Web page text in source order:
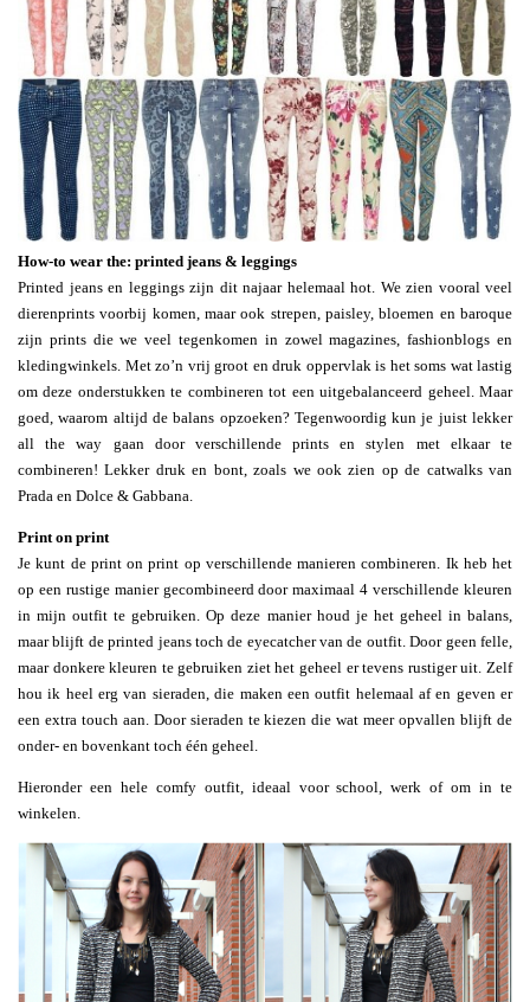
How-to wear the: printed jeans & leggings
Printed jeans en leggings zijn dit najaar helemaal hot. We zien vooral veel
dierenprints voorbij komen, maar ook strepen, paisley, bloemen en baroque
zijn prints die we veel tegenkomen in zowel magazines, fashionblogs en
kledingwinkels. Met zo’n vrij groot en druk oppervlak is het soms wat lastig
om deze onderstukken te combineren tot een uitgebalanceerd geheel. Maar
goed, waarom altijd de balans opzoeken? Tegenwoordig kun je juist lekker
all the way gaan door verschillende prints en stylen met elkaar te
combineren! Lekker druk en bont, zoals we ook zien op de catwalks van
Prada en Dolce & Gabbana.
Print on print
Je kunt de print on print op verschillende manieren combineren. Ik heb het
op een rustige manier gecombineerd door maximaal 4 verschillende kleuren
in mijn outfit te gebruiken. Op deze manier houd je het geheel in balans,
maar blijft de printed jeans toch de eyecatcher van de outfit. Door geen felle,
maar donkere kleuren te gebruiken ziet het geheel er tevens rustiger uit. Zelf
hou ik heel erg van sieraden, die maken een outfit helemaal af en geven er
een extra touch aan. Door sieraden te kiezen die wat meer opvallen blijft de
onder- en bovenkant toch één geheel.
Hieronder een hele comfy outfit, ideaal voor school, werk of om in te
winkelen.